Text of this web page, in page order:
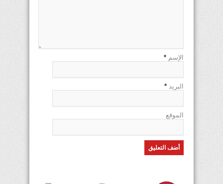
الإسم *
البريد *
الموقع